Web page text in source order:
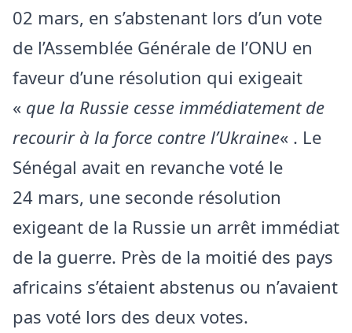
02 mars, en s’abstenant lors d’un vote
de l’Assemblée Générale de l’ONU en
faveur d’une résolution qui exigeait
« que la Russie cesse immédiatement de
recourir à la force contre l’Ukraine« . Le
Sénégal avait en revanche voté le
24 mars, une seconde résolution
exigeant de la Russie un arrêt immédiat
de la guerre. Près de la moitié des pays
africains s’étaient abstenus ou n’avaient
pas voté lors des deux votes.